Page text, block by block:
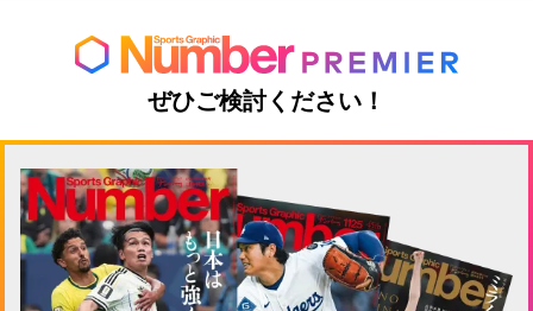
ぜひご検討ください！